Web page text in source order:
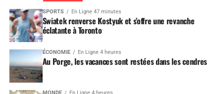
SPORTS En Ligne 47 minutes
Swiatek renverse Kostyuk et s’offre une revanche
éclatante à Toronto
ÉCONOMIE En Ligne 4 heures
Au Porge, les vacances sont restées dans les cendres
MONDE En Ligne 4 heures